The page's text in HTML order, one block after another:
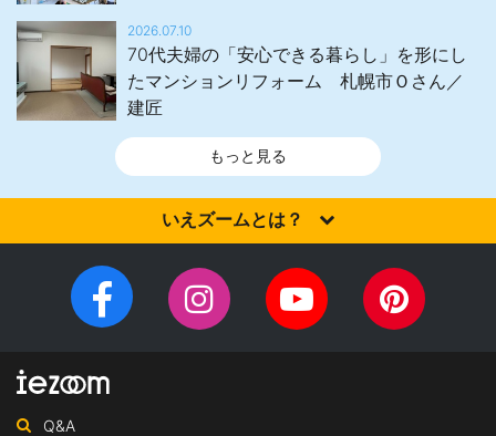
2026.07.10
70代夫婦の「安心できる暮らし」を形にし
たマンションリフォーム 札幌市Ｏさん／
建匠
もっと見る
いえズームとは？
住宅会社を選びませんか？iezoom（いえズーム）は（株）北海道
住宅新聞社が、日頃の住宅業界への取材を元に、優れたハウスメ
ーカー・工務店を紹介するサイトです。
Facebook
ー
ジ
InstagramYouTube
チ
Q&A